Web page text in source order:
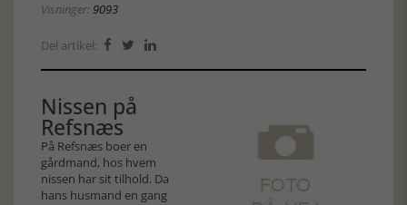
Visninger:9093
Del artikel:   
Nissen på
Refsnæs
På Refsnæs boer en
gårdmand, hos hvem
nissen har sit tilhold. Da
hans husmand en gang